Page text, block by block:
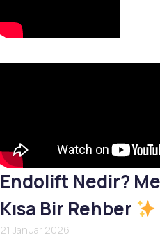
Endolift Nedir?
Kısa Bir Rehber
21 Januar 2026